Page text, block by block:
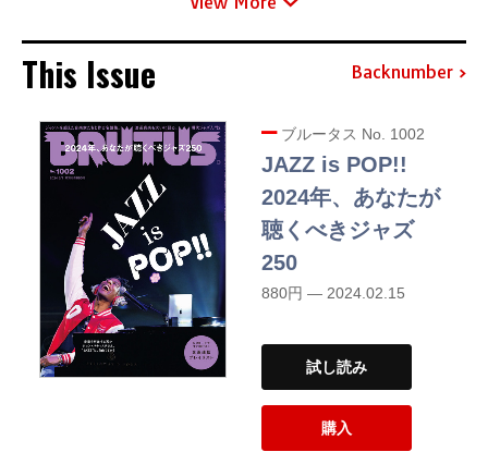
This Issue Backnumber
ブルータス No. 1002
JAZZ is POP!!
2024年、あなたが
聴くべきジャズ
250
880円 — 2024.02.15
試し読み
購入